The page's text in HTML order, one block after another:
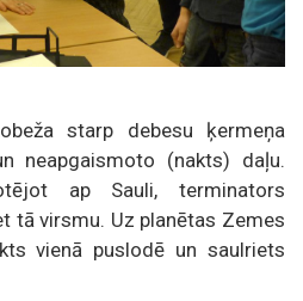
starp debesu ķermeņa
neapgaismoto (nakts) daļu.
ap Sauli, terminators
tā virsmu. Uz planētas Zemes
vienā puslodē un saulriets